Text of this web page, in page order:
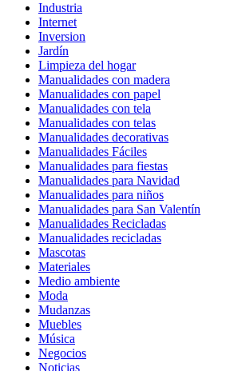
Industria
Internet
Inversion
Jardín
Limpieza del hogar
Manualidades con madera
Manualidades con papel
Manualidades con tela
Manualidades con telas
Manualidades decorativas
Manualidades Fáciles
Manualidades para fiestas
Manualidades para Navidad
Manualidades para niños
Manualidades para San Valentín
Manualidades Recicladas
Manualidades recicladas
Mascotas
Materiales
Medio ambiente
Moda
Mudanzas
Muebles
Música
Negocios
Noticias